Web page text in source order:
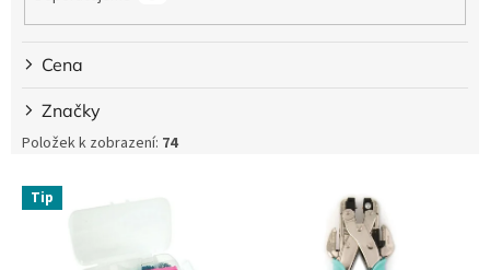
Cena
Značky
Položek k zobrazení: 74
V Tip